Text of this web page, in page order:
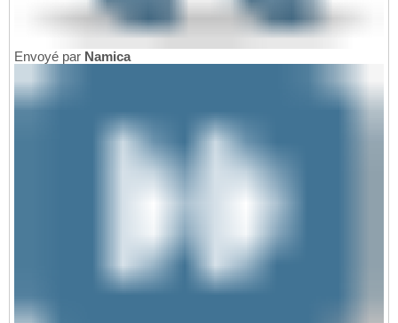
Envoyé par Namica